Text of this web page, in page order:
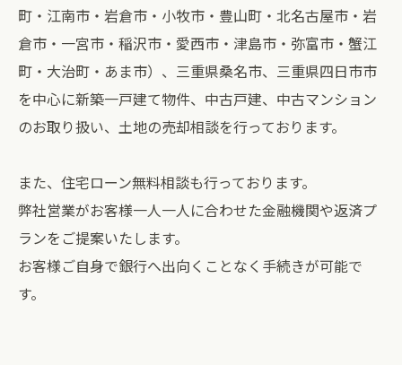
町・江南市・岩倉市・小牧市・豊山町・北名古屋市・岩
倉市・一宮市・稲沢市・愛西市・津島市・弥富市・蟹江
町・大治町・あま市）、三重県桑名市、三重県四日市市
を中心に新築一戸建て物件、中古戸建、中古マンション
のお取り扱い、土地の売却相談を行っております。
また、住宅ローン無料相談も行っております。
弊社営業がお客様一人一人に合わせた金融機関や返済プ
ランをご提案いたします。
お客様ご自身で銀行へ出向くことなく手続きが可能で
す。